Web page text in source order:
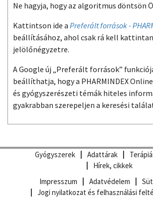
Ne hagyja, hogy az algoritmus döntsön
Kattintson ide a Preferált források -
beállításához, ahol csak rá kell
jelölőnégyzetre.
A Google új „Preferált források”
beállíthatja, hogy a PHARMINDEX
és gyógyszerészeti témák hiteles
gyakrabban szerepeljen a keresési
Gyógyszerek Adattárak
Hírek, cikkek
Impresszum
Adatvédelem
Jogi nyilatkozat és felhasználási